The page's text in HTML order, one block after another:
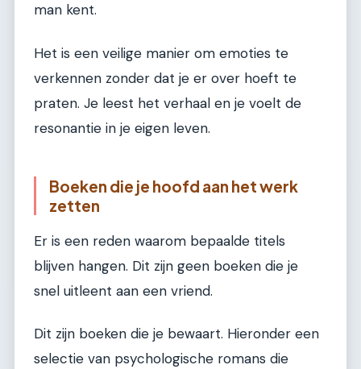
man kent.
Het is een veilige manier om emoties te
verkennen zonder dat je er over hoeft te
praten. Je leest het verhaal en je voelt de
resonantie in je eigen leven.
Boeken die je hoofd aan het werk
zetten
Er is een reden waarom bepaalde titels
blijven hangen. Dit zijn geen boeken die je
snel uitleent aan een vriend.
Dit zijn boeken die je bewaart. Hieronder een
selectie van psychologische romans die